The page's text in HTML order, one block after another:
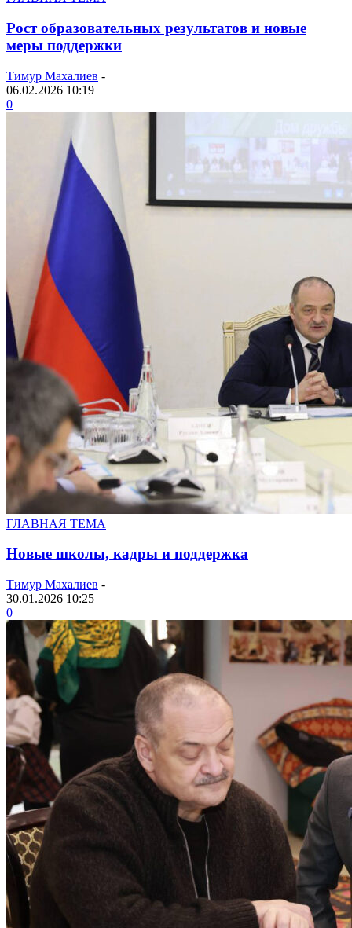
Рост образовательных результатов и новые
меры поддержки
Тимур Махалиев -
06.02.2026 10:19
0
ГЛАВНАЯ ТЕМА
Новые школы, кадры и поддержка
Тимур Махалиев -
30.01.2026 10:25
0